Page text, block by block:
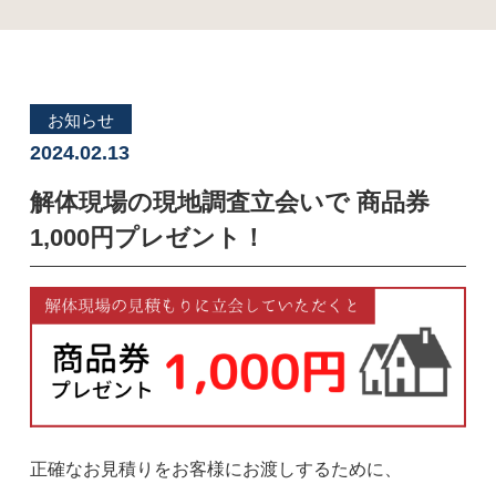
お知らせ
2024.02.13
解体現場の現地調査立会いで 商品券
1,000円プレゼント！
正確なお見積りをお客様にお渡しするために、